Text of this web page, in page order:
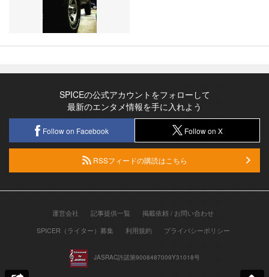
SPICEの公式アカウントをフォローして
最新のエンタメ情報を手に入れよう
Follow on Facebook Follow on X
RSSフィードの購読はこちら
運営会社 記事提供一覧
掲載依頼 / お問い合わせ
SPICER（ライター）募集
利用規約 プライバシーポリシー
JASRAC許諾第9008487009Y31018号